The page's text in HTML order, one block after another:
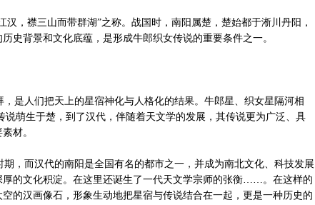
，襟三山而带群湖”之称。战国时，南阳属楚，楚始都于淅川丹阳，
史背景和文化底蕴，是形成牛郎织女传说的重要条件之一。
是人们把天上的星宿神化与人格化的结果。牛郎星、织女星隔河相
萌生于楚，到了汉代，伴随着天文学的发展，其传说更为广泛、具
材。
，而汉代的南阳是全国有名的都市之一，并成为南北文化、科技发展
厚的文化积淀。在这里还诞生了一代天文学宗师的张衡……。在这样的
的汉画像石，形象生动地把星宿与传说结合在一起，更是一种历史的